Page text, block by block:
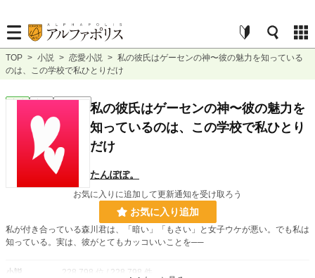
TOP > 小説 > 恋愛小説 > 私の彼氏はゲーセンの神〜彼の魅力を知っている
のは、この学校で私ひとりだけ
恋愛 完結 ｼｮｰﾄｼｮｰﾄ
私の彼氏はゲーセンの神〜彼の魅力を
知っているのは、この学校で私ひとり
だけ
たんぽぽ。
お気に入りに追加して更新通知を受け取ろう
お気に入り追加
私が付き合っている森川君は、「暗い」「もさい」と女子ウケが悪い。でも私は
知っている。実は、彼がとてもカッコいいことを──
小説 228,798 位 / 228,798 件